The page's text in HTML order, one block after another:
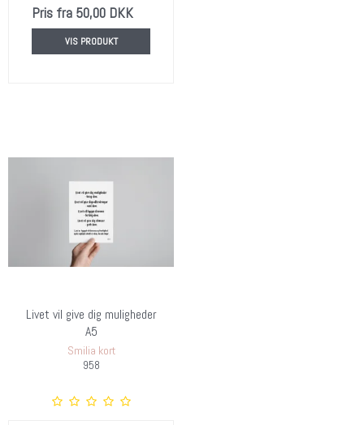
Pris fra 50,00 DKK
VIS PRODUKT
Livet vil give dig muligheder
A5
Smilia kort
958